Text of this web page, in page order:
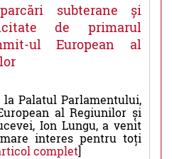
subterane și
de primarul
ul European al
Palatul Parlamentului,
al Regiunilor și
Ion Lungu, a venit
interes pentru toți
complet]